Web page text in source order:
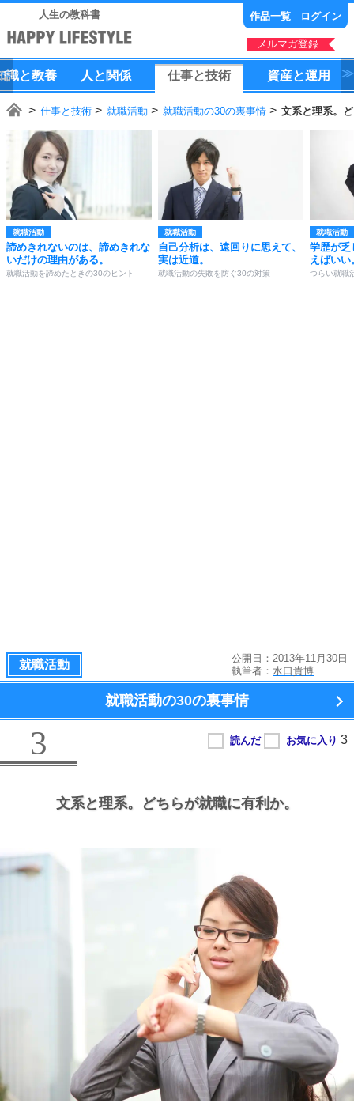
人生の教科書 作品一覧 ログイン
メルマガ登録
識と教養 人 と 関係 仕事と技術 資産と運用
仕事と技術 就職活動 就職活動の30の裏事情 文系と理系。
就職活動
諦めきれないのは、諦めきれな
いだけの理由がある。
就職活動を諦めたときの30のヒント
就職活動
自己分析は、遠回りに思えて、
実は近道。
就職活動の失敗を防ぐ30の対策
就職活動
学歴が乏
えばいい
つらい就職
就職活動
公開日：2013年11月30日
執筆者： 水口貴博
就職活動の30の裏事情
3
文系と理系。 どちらが就職に有利か。